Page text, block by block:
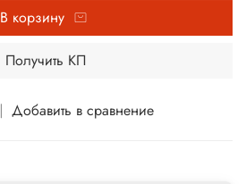
Добавить в сравнение
В корзину
Получить КП